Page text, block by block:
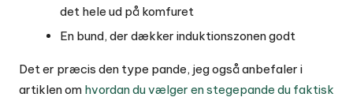
det hele ud på komfuret
En bund, der dækker induktionszonen godt
Det er præcis den type pande, jeg også anbefaler i
artiklen om hvordan du vælger en stegepande du faktisk